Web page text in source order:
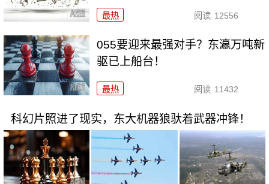
最热 阅读 12556
055要迎来最强对手？东瀛万吨新
驱已上船台！
最热 阅读 11432
科幻片照进了现实，东大机器狼驮着武器冲锋！